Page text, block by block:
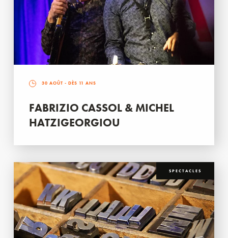
30 AOÛT - DÈS 11 ANS
FABRIZIO CASSOL & MICHEL
HATZIGEORGIOU
SPECTACLES